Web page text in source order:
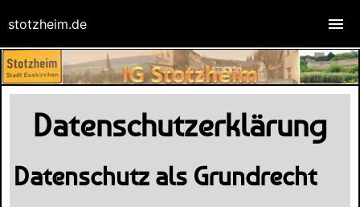
Datenschutzerklärung
Datenschutz als Grundrecht
stotzheim.de